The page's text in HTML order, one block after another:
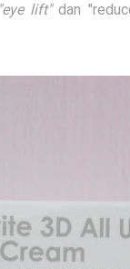
"eye lift"dan